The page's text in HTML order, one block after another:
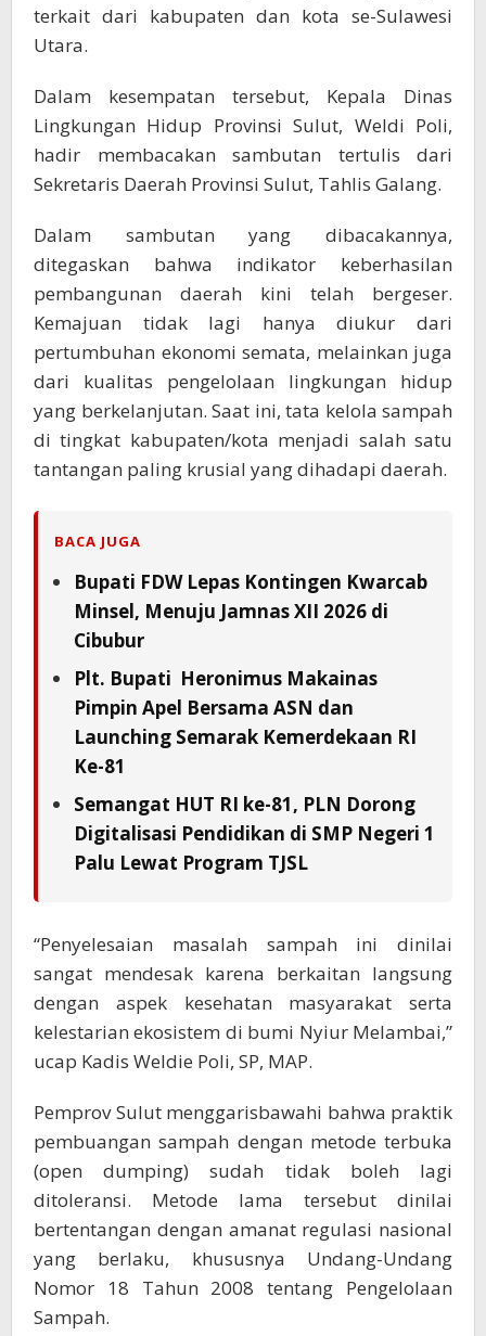
terkait dari kabupaten dan kota se-Sulawesi
Utara.
Dalam kesempatan tersebut, Kepala Dinas
Lingkungan Hidup Provinsi Sulut, Weldi Poli,
hadir membacakan sambutan tertulis dari
Sekretaris Daerah Provinsi Sulut, Tahlis Galang.
Dalam sambutan yang dibacakannya,
ditegaskan bahwa indikator keberhasilan
pembangunan daerah kini telah bergeser.
Kemajuan tidak lagi hanya diukur dari
pertumbuhan ekonomi semata, melainkan juga
dari kualitas pengelolaan lingkungan hidup
yang berkelanjutan. Saat ini, tata kelola sampah
di tingkat kabupaten/kota menjadi salah satu
tantangan paling krusial yang dihadapi daerah.
BACA JUGA
Bupati FDW Lepas Kontingen Kwarcab
Minsel, Menuju Jamnas XII 2026 di
Cibubur
Plt. Bupati Heronimus Makainas
Pimpin Apel Bersama ASN dan
Launching Semarak Kemerdekaan RI
Ke-81
Semangat HUT RI ke-81, PLN Dorong
Digitalisasi Pendidikan di SMP Negeri 1
Palu Lewat Program TJSL
“Penyelesaian masalah sampah ini dinilai
sangat mendesak karena berkaitan langsung
dengan aspek kesehatan masyarakat serta
kelestarian ekosistem di bumi Nyiur Melambai,”
ucap Kadis Weldie Poli, SP, MAP.
Pemprov Sulut menggarisbawahi bahwa praktik
pembuangan sampah dengan metode terbuka
(open dumping) sudah tidak boleh lagi
ditoleransi. Metode lama tersebut dinilai
bertentangan dengan amanat regulasi nasional
yang berlaku, khususnya Undang-Undang
Nomor 18 Tahun 2008 tentang Pengelolaan
Sampah.